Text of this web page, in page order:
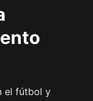
el fútbol y